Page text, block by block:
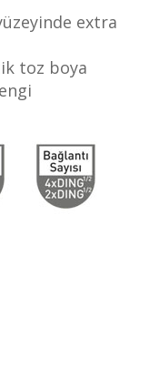
extra
toz boya